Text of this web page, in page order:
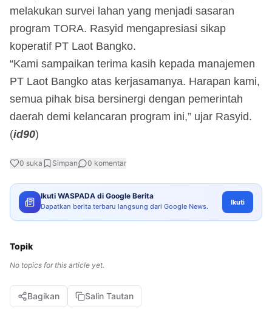
melakukan survei lahan yang menjadi sasaran
program TORA. Rasyid mengapresiasi sikap
koperatif PT Laot Bangko.
“Kami sampaikan terima kasih kepada manajemen
PT Laot Bangko atas kerjasamanya. Harapan kami,
semua pihak bisa bersinergi dengan pemerintah
daerah demi kelancaran program ini,” ujar Rasyid.
(id90)
0 suka Simpan 0 komentar
Ikuti WASPADA di Google Berita
Dapatkan berita terbaru langsung dari Google News. Ikuti
Topik
No topics for this article yet.
Bagikan Salin Tautan